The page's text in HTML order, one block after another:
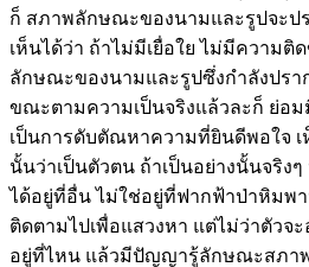
ก็ สภาพลักษณะของนามและรูปจะป
เห็นได้ว่า ถ้าไม่มีเยื่อใย ไม่มีความติ
ลักษณะของนามและรูปซึ่งกำลังปร
ขณะตามความเป็นจริงแล้วละก็ ย่อม
เป็นการดับตัณหาความที่ยินดีพอใจ เ
นั้นว่าเป็นตัวตน ถ้าเป็นอย่างนั้นจริง
ได้อยู่ที่อื่น ไม่ใช่อยู่ที่ฟากฟ้าป่าหิมพา
ติดตามไปเพื่อแสวงหา แต่ไม่ว่าตัวจ
อยู่ที่ไหน แล้วมีปัญญารู้ลักษณะสภาพ